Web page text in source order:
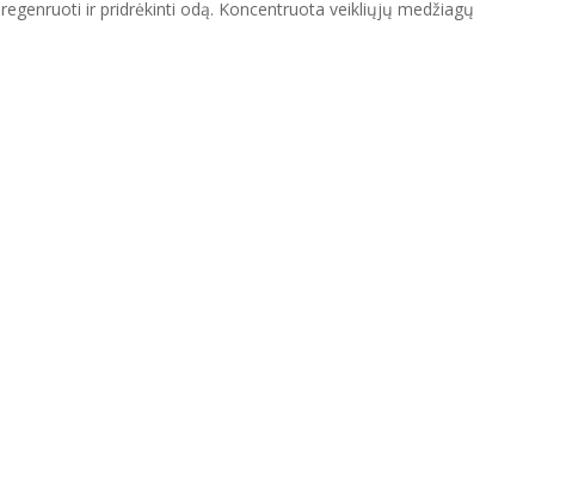
ir pridrėkinti odą. Koncentruota veikliųjų medžiagų